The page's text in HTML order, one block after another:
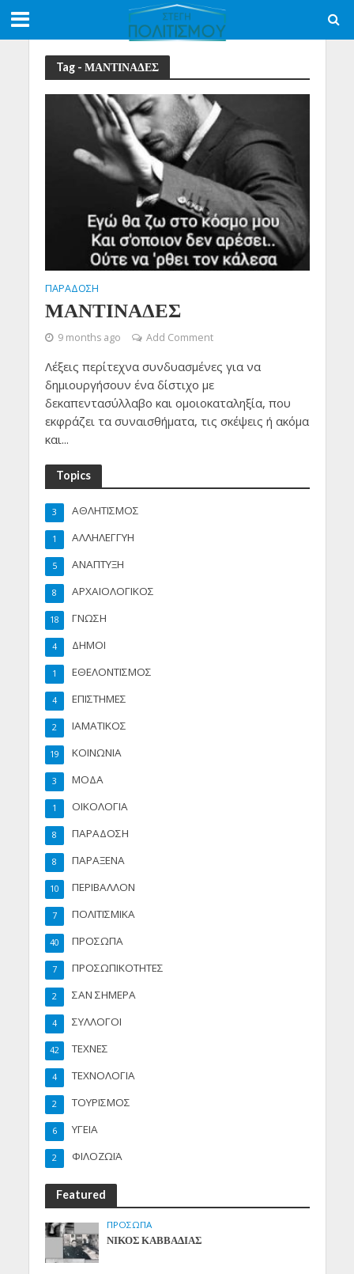
Tag - ΜΑΝΤΙΝΑΔΕΣ
ΠΑΡΑΔΟΣΗ
ΜΑΝΤΙΝΑΔΕΣ
9 months ago Add Comment
Λέξεις περίτεχνα συνδυασμένες για να
δημιουργήσουν ένα δίστιχο με
δεκαπεντασύλλαβο και ομοιοκαταληξία, που
εκφράζει τα συναισθήματα, τις σκέψεις ή ακόμα
και...
Topics
ΑΘΛΗΤΙΣΜΟΣ
3
ΑΛΛΗΛΕΓΓΥΗ
1
ΑΝΑΠΤΥΞΗ
5
ΑΡΧΑΙΟΛΟΓΙΚΟΣ
8
ΓΝΩΣΗ
18
ΔΗΜΟΙ
4
ΕΘΕΛΟΝΤΙΣΜΟΣ
1
ΕΠΙΣΤΗΜΕΣ
4
ΙΑΜΑΤΙΚΟΣ
2
ΚΟΙΝΩΝΙΑ
19
ΜΟΔΑ
3
ΟΙΚΟΛΟΓΙΑ
1
ΠΑΡΑΔΟΣΗ
8
ΠΑΡΑΞΕΝΑ
8
ΠΕΡΙΒΑΛΛΟΝ
10
ΠΟΛΙΤΙΣΜΙΚΑ
7
ΠΡΟΣΩΠΑ
40
ΠΡΟΣΩΠΙΚΟΤΗΤΕΣ
7
ΣΑΝ ΣΗΜΕΡΑ
2
ΣΥΛΛΟΓΟΙ
4
ΤΕΧΝΕΣ
42
ΤΕΧΝΟΛΟΓΙΑ
4
ΤΟΥΡΙΣΜΟΣ
2
ΥΓΕΙΑ
6
ΦΙΛΟΖΩΪΑ
2
Featured
ΠΡΟΣΩΠΑ
ΝΙΚΟΣ ΚΑΒΒΑΔΙΑΣ